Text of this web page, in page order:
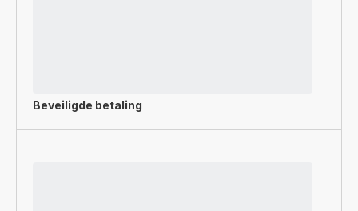
Beveiligde betaling